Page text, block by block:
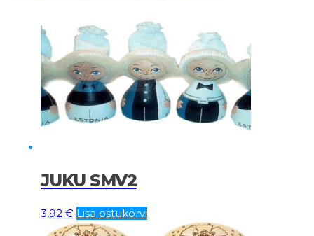
JUKU SMV2
3,92 € Lisa ostukorvi